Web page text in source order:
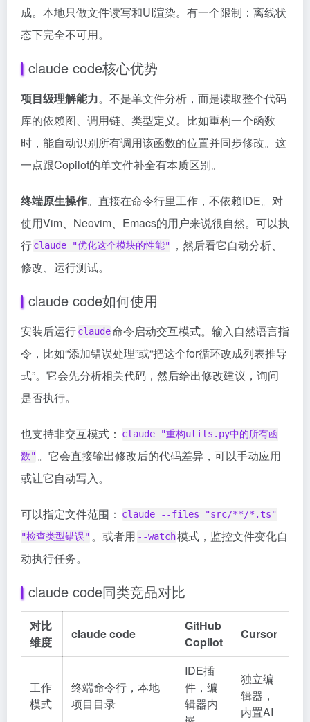
成。本地只做文件读写和UI渲染。有一个限制：离线状
态下完全不可用。
claude code核心优势
项目级理解能力。不是单文件分析，而是读取整个代码
库的依赖图、调用链、类型定义。比如重构一个函数
时，能自动识别所有调用该函数的位置并同步修改。这
一点跟Copilot的单文件补全有本质区别。
终端原生操作。直接在命令行里工作，不依赖IDE。对
使用Vim、Neovim、Emacs的用户来说很自然。可以执
行claude "优化这个模块的性能"
，然后看它自动分析、
修改、运行测试。
claude code如何使用
安装后运行claude命令启动交互模式。输入自然语言指
令，比如“添加错误处理”或“把这个for循环改成列表推导
式”。它会先分析相关代码，然后给出修改建议，询问
是否执行。
也支持非交互模式：
claude "重构utils.py中的所有函
数" 。它会直接输出修改后的代码差异，可以手动应用
或让它自动写入。
可以指定文件范围：
claude --files "src/**/*.ts"
"检查类型错误" 。或者用 --watch模式，监控文件变化自
动执行任务。
claude code同类竞品对比
对比
维度
claude code
GitHub
Copilot
Cursor
工作
模式
终端命令行，本地
项目目录
IDE插
件，编
辑器内
独立编
辑器，
内置AI